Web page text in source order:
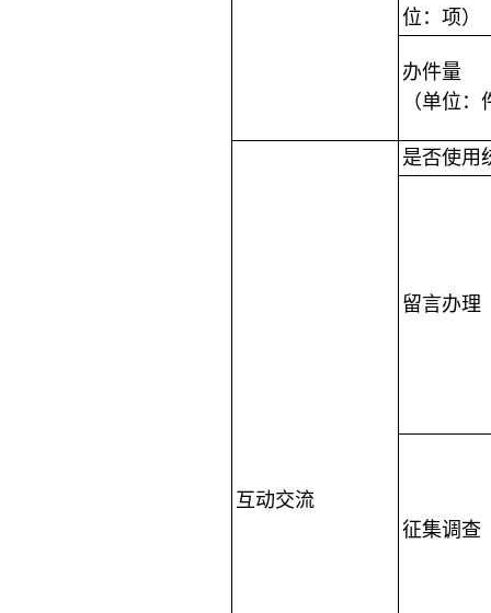
位：项）
办件量
（单位：
互动交流
是否使用
留言办理
征集调查